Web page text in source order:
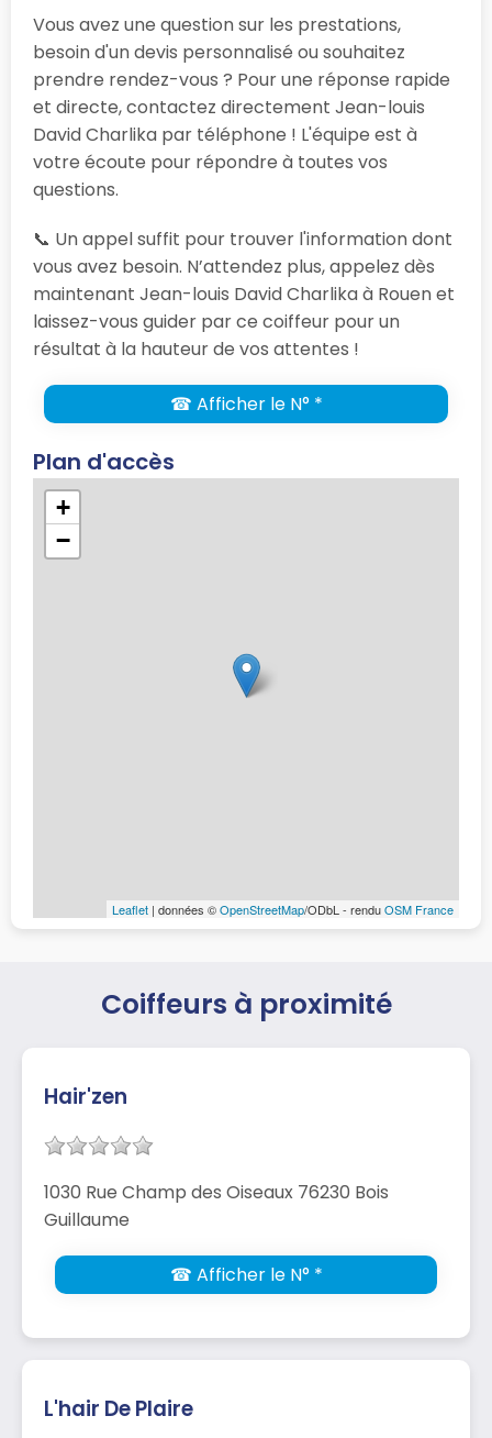
Vous avez une question sur les prestations,
besoin d'un devis personnalisé ou souhaitez
prendre rendez-vous ? Pour une réponse rapide
et directe, contactez directement Jean-louis
David Charlika par téléphone ! L'équipe est à
votre écoute pour répondre à toutes vos
questions.
📞 Un appel suffit pour trouver l'information dont
vous avez besoin. N’attendez plus, appelez dès
maintenant Jean-louis David Charlika à Rouen et
laissez-vous guider par ce coiffeur pour un
résultat à la hauteur de vos attentes !
☎ Afficher le N° *
Plan d'accès
+
−
Leaflet | données ©OpenStreetMap/ODbL - renduOSM France
Coiffeurs à proximité
Hair'zen
1030 Rue Champ des Oiseaux 76230 Bois
Guillaume
☎ Afficher le N° *
L'hair De Plaire